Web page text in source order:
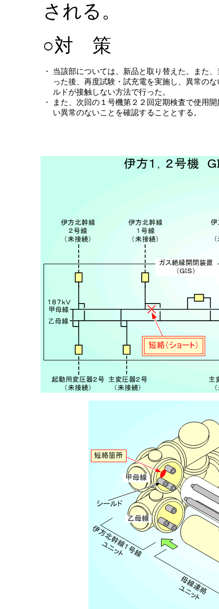
される。
○対 策
・ 当該部については、新品と取り替えた。また
った後、再度試験・試充電を実施し、異常の
ルドが接触しない方法で行った。
・
また、次回の１号機第２２回定期検査で使用
い異常のないことを確認することとする。